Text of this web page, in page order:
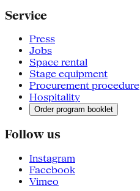
Service
Press
Jobs
Space rental
Stage equipment
Procurement procedure
Hospitality
Order program booklet
Follow us
Instagram
Facebook
Vimeo